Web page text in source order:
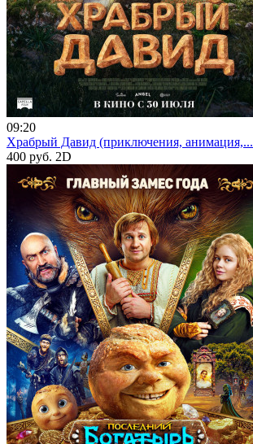
09:20
Храбрый Давид (приключения, анимация,...
400 руб. 2D